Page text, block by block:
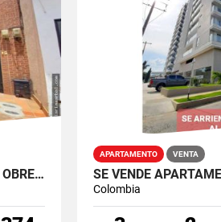
SE VENDEN APARTAMENTOS BARRIO OBRERO
APARTAMENTO VENTA
Colombia